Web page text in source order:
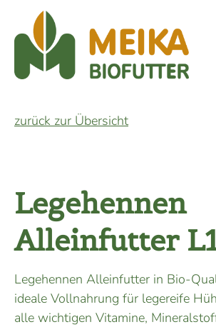
zurück zur Übersicht
Legehennen
Alleinfutter
Legehennen Alleinfutter in Bio-
ideale Vollnahrung für legereife
alle wichtigen Vitamine,